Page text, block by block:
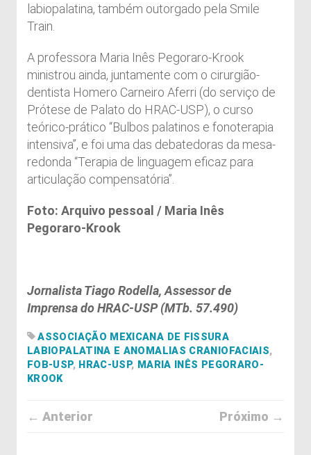
labiopalatina, também outorgado pela Smile
Train.
A professora Maria Inês Pegoraro-Krook
ministrou ainda, juntamente com o cirurgião-
dentista Homero Carneiro Aferri (do serviço de
Prótese de Palato do HRAC-USP), o curso
teórico-prático “Bulbos palatinos e fonoterapia
intensiva”, e foi uma das debatedoras da mesa-
redonda “Terapia de linguagem eficaz para
articulação compensatória”.
Foto: Arquivo pessoal / Maria Inês
Pegoraro-Krook
Jornalista Tiago Rodella, Assessor de
Imprensa do HRAC-USP (MTb. 57.490)
ASSOCIAÇÃO MEXICANA DE FISSURA
LABIOPALATINA E ANOMALIAS CRANIOFACIAIS,
FOB-USP, HRAC-USP, MARIA INÊS PEGORARO-
KROOK
← Anterior Próximo →